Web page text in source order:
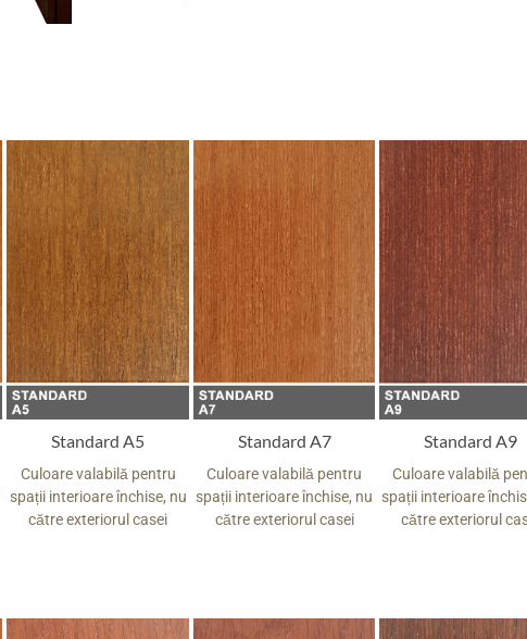
Standard A5
Culoare valabilă pentru
spații interioare închise, nu
către exteriorul casei
Standard A7
Culoare valabilă pentru
spații interioare închise, nu
către exteriorul casei
Standard A9
Culoare valabilă
spații interioare
către exteriorul